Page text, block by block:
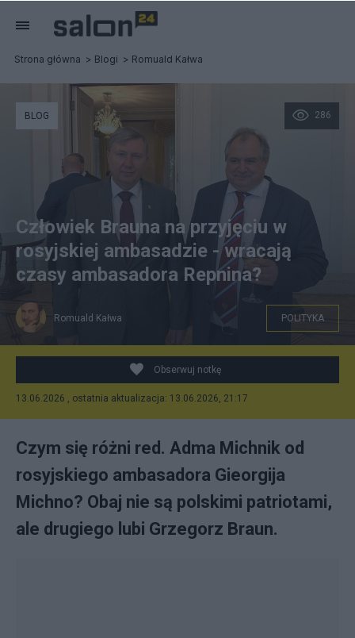
Strona główna Blogi Romuald Kałwa
Zrzut ekranu: Romuald Kałwa
286
BLOG
Człowiek Brauna na przyjęciu w
rosyjskiej ambasadzie - wracają
czasy ambasadora Repnina?
Romuald Kałwa POLITYKA
Obserwuj notkę
13.06.2026 , ostatnia aktualizacja: 13.06.2026, 21:17
Czym się różni red. Adma Michnik od
rosyjskiego ambasadora Gieorgija
Michno? Obaj nie są polskimi patriotami,
ale drugiego lubi Grzegorz Braun.